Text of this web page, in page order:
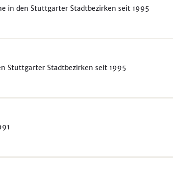
in den Stuttgarter Stadtbezirken seit 1995
Stuttgarter Stadtbezirken seit 1995